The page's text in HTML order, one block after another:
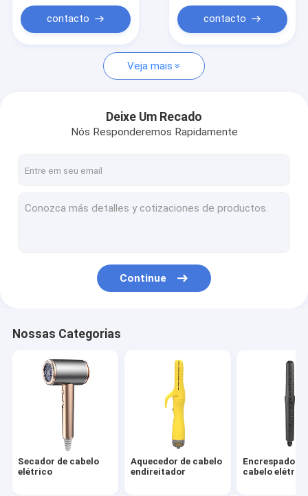
Casos
Solicite um orçamento
Aquecedor de cabelo endireitador
Encrespador de cabelo elétrico
Secador de cabelo de alta velocidade
Estilizador de cabelo multifuncional
contacto
viagemcontacto
Veja mais
Deixe Um Recado
Nós Responderemos Rapidamente
Continue
Nossas Categorias
Secador de cabelo
elétrico
Aquecedor de cabelo
endireitador
Encrespador
cabelo